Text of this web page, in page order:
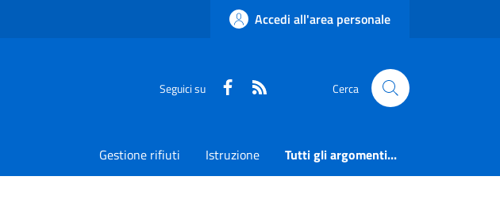
Accedi all'area personale
Seguici su Faceboook Cerca
Gestione rifiuti Istruzione Tutti gli argomenti...